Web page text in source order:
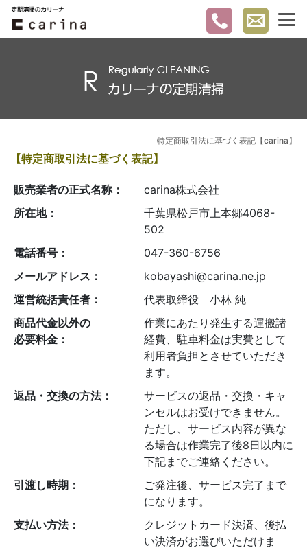
特定商取引法に基づく表記【carina】
【特定商取引法に基づく表記】
販売業者の正式名称：
carina株式会社
所在地：
千葉県松戸市上本郷4068-
502
電話番号：
047-360-6756
メールアドレス：
kobayashi@carina.ne.jp
運営統括責任者：
代表取締役 小林 純
商品代金以外の
必要料金：
作業にあたり発生する運搬諸
経費、駐車料金は実費として
利用者負担とさせていただき
ます。
返品・交換の方法：
サービスの返品・交換・キャ
ンセルはお受けできません。
ただし、サービス内容が異な
る場合は作業完了後8日以内に
下記までご連絡ください。
引渡し時期：
ご発注後、サービス完了まで
になります。
支払い方法：
クレジットカード決済、後払
い決済がお選びいただけま